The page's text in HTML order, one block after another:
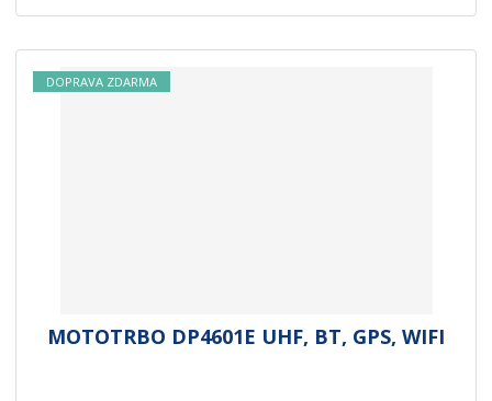
DOPRAVA ZDARMA
MOTOTRBO DP4601E UHF, BT, GPS, WIFI